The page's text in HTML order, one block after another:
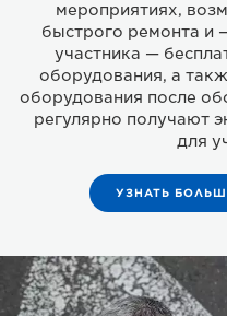
мероприятиях,
быстрого ремонта и
участника —
оборудования, а
оборудования после
регулярно получают
для
УЗНАТЬ